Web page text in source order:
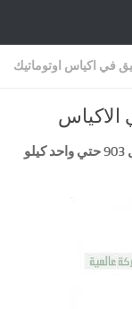
في اكياس اوتوماتيك
الاكياس
ماكينات لتعبئة وتغليف السكر في الاكياس موديل 903 حتي واحد كيلو